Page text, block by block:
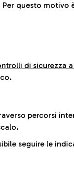
questo motivo
di sicurezza
percorsi
seguire le